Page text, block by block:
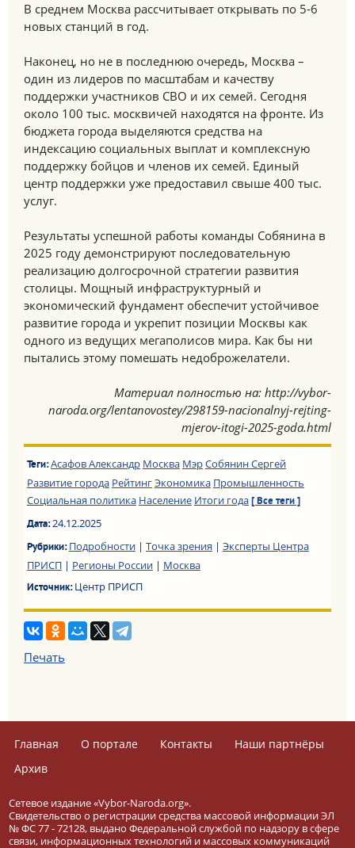
В среднем Москва рассчитывает открывать по 5-6
новых станций в год.
Наконец, но не в последнюю очередь, Москва –
один из лидеров по масштабам и качеству
поддержки участников СВО и их семей. Сегодня
около 100 тыс. москвичей находятся на фронте. Из
бюджета города выделяются средства на
индексацию социальных выплат и комплексную
поддержку бойцов и членов их семей. Единый
центр поддержки уже предоставил свыше 400 тыс.
услуг.
Результаты успешной работы команды Собянина в
2025 году демонстрируют последовательную
реализацию долгосрочной стратегии развития
столицы. Мощный инфраструктурный и
экономический фундамент обеспечит устойчивое
развитие города и укрепит позиции Москвы как
одного из ведущих мегаполисов мира. Как бы ни
пытались этому помешать недоброжелатели.
Материал полностью на: http://vybor-
naroda.org/lentanovostey/298159-nacionalnyj-rejting-
mjerov-itogi-2025-goda.html
Теги:Асафов Александр Москва МэрСобянин Сергей
Развитие города РейтингЭкономика Промышленность
Социальная политика Население Итоги года [ Все теги ]
Дата:24.12.2025
Рубрики:Подробности| Точка зрения | Эксперты Центра
ПРИСП| Регионы России| Москва
Источник:Центр ПРИСП
Печать
Главная О портале Контакты
Наши партнёры
Архив
Сетевое издание «Vybor-Naroda.org».
Свидетельство о регистрации средства массовой информации ЭЛ
№ ФС 77 - 72128, выдано Федеральной службой по надзору в сфере
связи, информационных технологий и массовых коммуникаций